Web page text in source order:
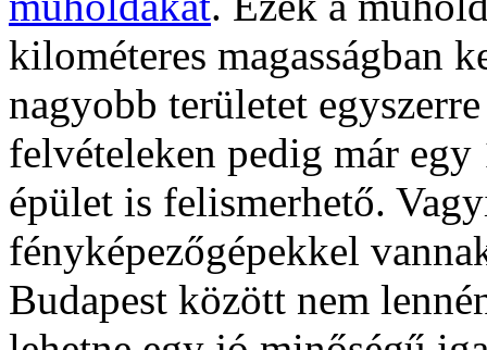
kilométeres magasságban
nagyobb területet
felvételeken pedig már
épület is felismerhető.
fényképezőgépekkel
Budapest között nem